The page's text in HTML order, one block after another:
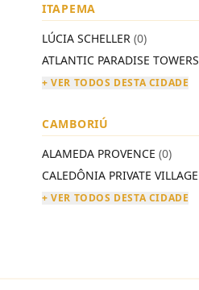
ITAPEMA
LÚCIA SCHELLER (0)
ATLANTIC PARADISE TOWERS
+ VER TODOS DESTA CIDADE
CAMBORIÚ
ALAMEDA PROVENCE (0)
CALEDÔNIA PRIVATE VILLAGE
+ VER TODOS DESTA CIDADE